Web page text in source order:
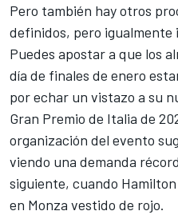
Pero también hay otros
definidos, pero igualmente
Puedes apostar a que los
día de finales de enero
por echar un vistazo a su
Gran Premio de Italia de
organización del evento
viendo una demanda
siguiente, cuando
en Monza vestido de rojo.